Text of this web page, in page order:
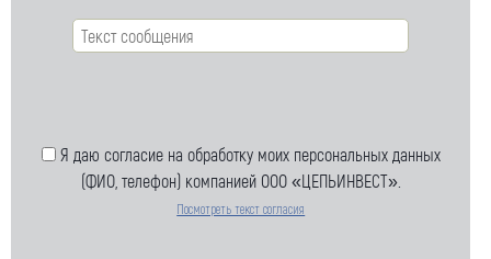
Я даю согласие на обработку моих персональных данных
(ФИО, телефон) компанией ООО «ЦЕПЬИНВЕСТ».
Посмотреть текст согласия